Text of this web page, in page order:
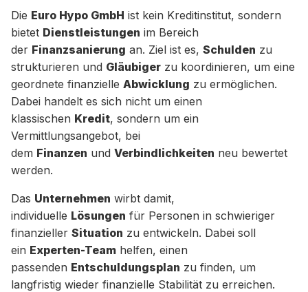
Die Euro Hypo GmbH ist kein Kreditinstitut, sondern
bietet Dienstleistungen im Bereich
der Finanzsanierung an. Ziel ist es, Schulden zu
strukturieren und Gläubiger zu koordinieren, um eine
geordnete finanzielle Abwicklung zu ermöglichen.
Dabei handelt es sich nicht um einen
klassischen Kredit, sondern um ein
Vermittlungsangebot, bei
dem Finanzen und Verbindlichkeiten neu bewertet
werden.
Das Unternehmen wirbt damit,
individuelle Lösungen für Personen in schwieriger
finanzieller Situation zu entwickeln. Dabei soll
ein Experten-Team helfen, einen
passenden Entschuldungsplan zu finden, um
langfristig wieder finanzielle Stabilität zu erreichen.